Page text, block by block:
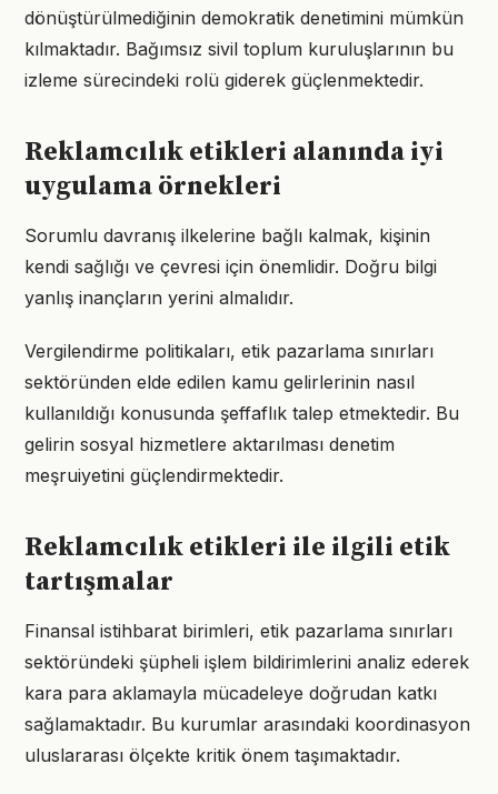
dönüştürülmediğinin demokratik denetimini mümkün
kılmaktadır. Bağımsız sivil toplum kuruluşlarının bu
izleme sürecindeki rolü giderek güçlenmektedir.
Reklamcılık etikleri alanında iyi
uygulama örnekleri
Sorumlu davranış ilkelerine bağlı kalmak, kişinin
kendi sağlığı ve çevresi için önemlidir. Doğru bilgi
yanlış inançların yerini almalıdır.
Vergilendirme politikaları, etik pazarlama sınırları
sektöründen elde edilen kamu gelirlerinin nasıl
kullanıldığı konusunda şeffaflık talep etmektedir. Bu
gelirin sosyal hizmetlere aktarılması denetim
meşruiyetini güçlendirmektedir.
Reklamcılık etikleri ile ilgili etik
tartışmalar
Finansal istihbarat birimleri, etik pazarlama sınırları
sektöründeki şüpheli işlem bildirimlerini analiz ederek
kara para aklamayla mücadeleye doğrudan katkı
sağlamaktadır. Bu kurumlar arasındaki koordinasyon
uluslararası ölçekte kritik önem taşımaktadır.